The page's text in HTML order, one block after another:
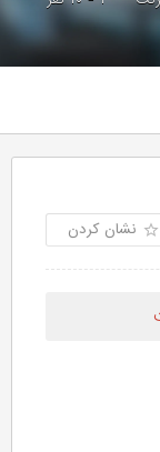
نشان کردن